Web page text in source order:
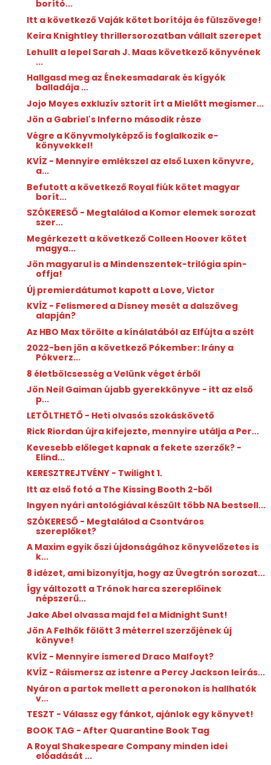
borító...
Itt a következő Vaják kötet borítója és fülszövege!
Keira Knightley thrillersorozatban vállalt szerepet
Lehullt a lepel Sarah J. Maas következő könyvének
...
Hallgasd meg az Énekesmadarak és kígyók
balladája ...
Jojo Moyes exkluzív sztorit írt a Mielőtt megismer...
Jön a Gabriel's Inferno második része
Végre a Könyvmolyképző is foglalkozik e-
könyvekkel!
KVÍZ - Mennyire emlékszel az első Luxen könyvre,
a...
Befutott a következő Royal fiúk kötet magyar
borít...
SZÓKERESŐ - Megtalálod a Komor elemek sorozat
szer...
Megérkezett a következő Colleen Hoover kötet
magya...
Jön magyarul is a Mindenszentek-trilógia spin-
offja!
Új premierdátumot kapott a Love, Victor
KVÍZ - Felismered a Disney mesét a dalszöveg
alapján?
Az HBO Max törölte a kínálatából az Elfújta a szélt
2022-ben jön a következő Pókember: Irány a
Pókverz...
8 életbölcsesség a Velünk véget érből
Jön Neil Gaiman újabb gyerekkönyve - itt az első
p...
LETÖLTHETŐ - Heti olvasós szokáskövető
Rick Riordan újra kifejezte, mennyire utálja a Per...
Kevesebb előleget kapnak a fekete szerzők? -
Elind...
KERESZTREJTVÉNY - Twilight 1.
Itt az első fotó a The Kissing Booth 2-ből
Ingyen nyári antológiával készült több NA bestsell...
SZÓKERESŐ - Megtalálod a Csontváros
szereplőket?
A Maxim egyik őszi újdonságához könyvelőzetes is
k...
8 idézet, ami bizonyítja, hogy az Üvegtrón sorozat...
Így változott a Trónok harca szereplőinek
népszerű...
Jake Abel olvassa majd fel a Midnight Sunt!
Jön A Felhők fölött 3 méterrel szerzőjének új
könyve!
KVÍZ - Mennyire ismered Draco Malfoyt?
KVÍZ - Ráismersz az istenre a Percy Jackson leírás...
Nyáron a partok mellett a peronokon is hallhatók
v...
TESZT - Válassz egy fánkot, ajánlok egy könyvet!
BOOK TAG - After Quarantine Book Tag
A Royal Shakespeare Company minden idei
előadását ...